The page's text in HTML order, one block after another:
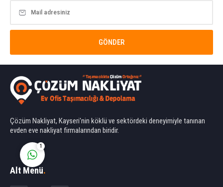
Çözüm Nakliyat, Kayseri'nin köklü ve sektördeki deneyimiyle tanınan
evden eve nakliyat firmalarından biridir.
Alt Menü.
1